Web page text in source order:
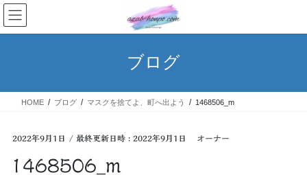
コ
ン
テ
ス
ナ
ビ
ゲ
ン
ブログ
HOME ブログ マスクを捨てよ、町へ出よう 1468506_m
2022年9月1日 / 最終更新日時 : 2022年9月1日 オーナー
1468506_m